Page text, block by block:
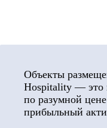
Объекты
Hospitality — это
по разумной
прибыльный